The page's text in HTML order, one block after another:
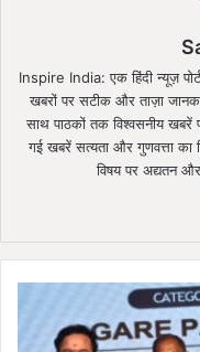
Inspire India: एक हिंदी न्यूज़
खबरों पर सटीक और ताज़ा
साथ पाठकों तक विश्वसनीय खबरें
गई खबरें सत्यता और गुणवत्ता
विषय पर अद्यतन
लिमिटेड